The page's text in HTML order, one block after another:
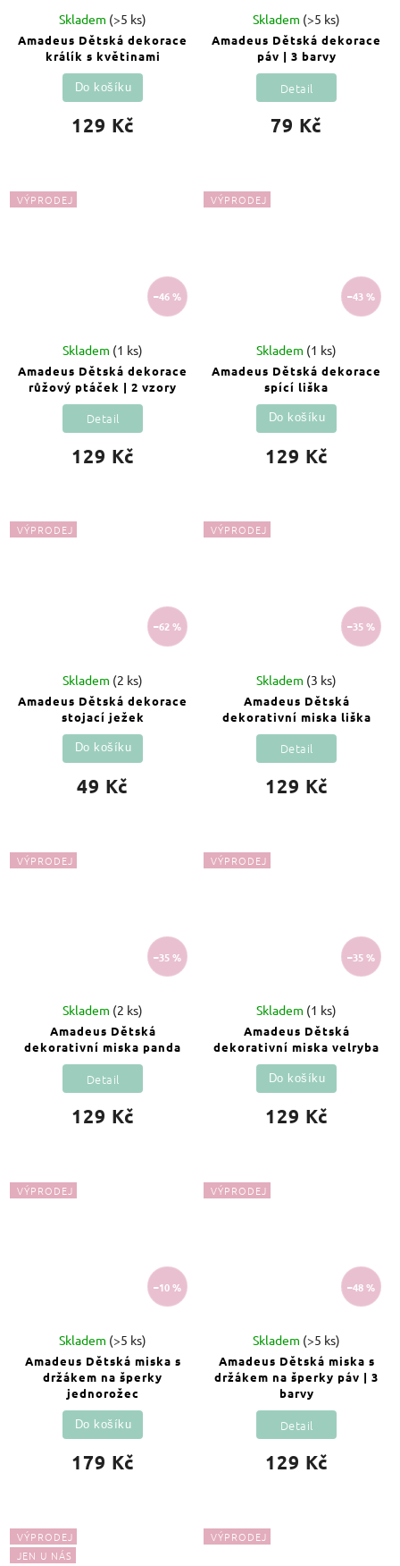
Amadeus Dětská dekorace
králík s květinami
Skladem (>5 ks)
129 Kč
Do košíku
Amadeus Dětská dekorace
páv | 3 barvy
Skladem (>5 ks)
79 Kč
Detail
VÝPRODEJ
–46 %
Amadeus Dětská dekorace
růžový ptáček | 2 vzory
Skladem (1 ks)
129 Kč
Detail
VÝPRODEJ
–43 %
Amadeus Dětská dekorace
spící liška
Skladem (1 ks)
129 Kč
Do košíku
VÝPRODEJ
–62 %
Amadeus Dětská dekorace
stojací ježek
Skladem (2 ks)
49 Kč
Do košíku
VÝPRODEJ
–35 %
Amadeus Dětská
dekorativní miska liška
Skladem (3 ks)
129 Kč
Detail
VÝPRODEJ
–35 %
Amadeus Dětská
dekorativní miska panda
Skladem (2 ks)
129 Kč
Detail
VÝPRODEJ
–35 %
Amadeus Dětská
dekorativní miska velryba
Skladem (1 ks)
129 Kč
Do košíku
VÝPRODEJ
–10 %
Amadeus Dětská miska s
držákem na šperky
jednorožec
Skladem (>5 ks)
179 Kč
Do košíku
VÝPRODEJ
–48 %
Amadeus Dětská miska s
držákem na šperky páv | 3
barvy
Skladem (>5 ks)
129 Kč
Detail
VÝPRODEJ
JEN U NÁS
VÝPRODEJ